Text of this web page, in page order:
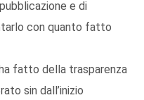
e di
con quanto fatto
fatto della trasparenza
sin dall’inizio